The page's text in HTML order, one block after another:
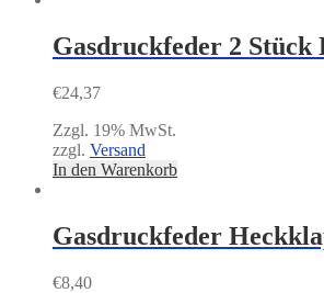
Gasdruckfeder 2 Stück
€24,37
Zzgl. 19% MwSt.
zzgl. Versand
In den Warenkorb
Gasdruckfeder
€8,40